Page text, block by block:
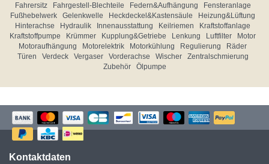
Fahrersitz
Fahrgestell-Blechteile Federn&Aufhängung
Fensteranlage
Fußhebelwerk
Gelenkwelle Heckdeckel&Kastensäule
Heizung&Lüftung
Hinterachse
Hydraulik Innenausstattung Keilriemen
Kraftstoffanlage
Kraftstoffpumpe
Krümmer Kupplung&Getriebe Lenkung Luftfilter
Motor
Motoraufhängung
Motorelektrik Motorkühlung Regulierung
Räder
Türen
Verdeck Vergaser Vorderachse Wischer
Zentralschmierung
Zubehör
Ölpumpe
Kontaktdaten